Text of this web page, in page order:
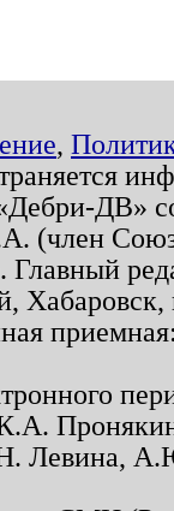
,
ДВ»
(член
Главный
К.А.
Левина,